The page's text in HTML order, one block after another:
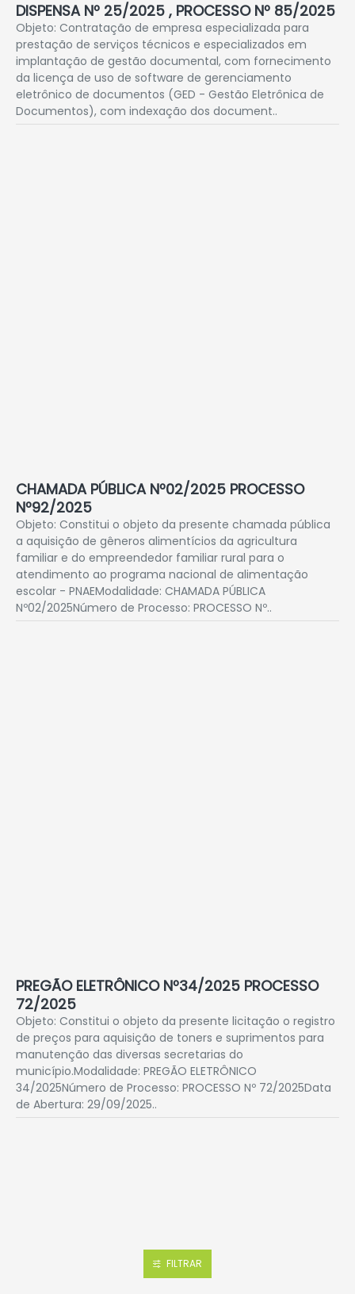
DISPENSA Nº 25/2025 , PROCESSO Nº 85/2025
Objeto: Contratação de empresa especializada para
prestação de serviços técnicos e especializados em
implantação de gestão documental, com fornecimento
da licença de uso de software de gerenciamento
eletrônico de documentos (GED - Gestão Eletrônica de
Documentos), com indexação dos document..
CHAMADA PÚBLICA Nº02/2025 PROCESSO
Nº92/2025
Objeto: Constitui o objeto da presente chamada pública
a aquisição de gêneros alimentícios da agricultura
familiar e do empreendedor familiar rural para o
atendimento ao programa nacional de alimentação
escolar - PNAEModalidade: CHAMADA PÚBLICA
Nº02/2025Número de Processo: PROCESSO Nº..
PREGÃO ELETRÔNICO Nº34/2025 PROCESSO
72/2025
Objeto: Constitui o objeto da presente licitação o registro
de preços para aquisição de toners e suprimentos para
manutenção das diversas secretarias do
município.Modalidade: PREGÃO ELETRÔNICO
34/2025Número de Processo: PROCESSO Nº 72/2025Data
de Abertura: 29/09/2025..
FILTRAR